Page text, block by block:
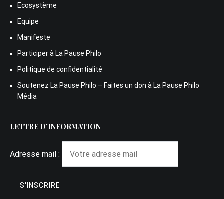
Ecosystème
Equipe
Manifeste
Participer à La Pause Philo
Politique de confidentialité
Soutenez La Pause Philo – Faites un don à La Pause Philo
Média
LETTRE D’INFORMATION
Adresse mail :